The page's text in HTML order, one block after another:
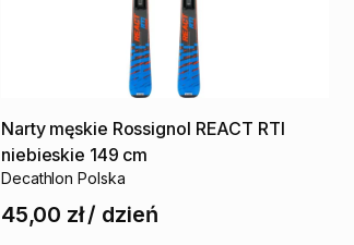
Narty męskie Rossignol REACT RTI
niebieskie 149 cm
Decathlon Polska
45,00 zł/ dzień